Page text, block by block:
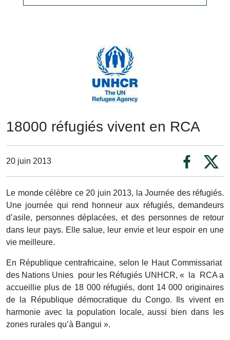
18000 réfugiés vivent en RCA
20 juin 2013
Le monde célèbre ce 20 juin 2013, la Journée des réfugiés.
Une journée qui rend honneur aux réfugiés, demandeurs
d’asile, personnes déplacées, et des personnes de retour
dans leur pays. Elle salue, leur envie et leur espoir en une
vie meilleure.
En République centrafricaine, selon le Haut Commissariat
des Nations Unies pour les Réfugiés UNHCR, « la RCA a
accueillie plus de 18 000 réfugiés, dont 14 000 originaires
de la République démocratique du Congo. Ils vivent en
harmonie avec la population locale, aussi bien dans les
zones rurales qu’à Bangui ».